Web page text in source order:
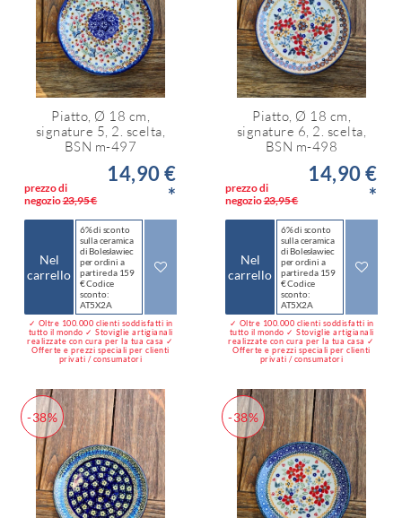
Piatto, Ø 18 cm,
signature 5, 2. scelta,
BSN m-497
prezzo di
negozio23,95 €
14,90 €
*
Nel
carrello
6% di sconto
sulla ceramica
di Bolesławiec
per ordini a
partire da 159
€ Codice
sconto:
AT5X2A
✓ Oltre 100.000 clienti soddisfatti in
tutto il mondo ✓ Stoviglie artigianali
realizzate con cura per la tua casa ✓
Offerte e prezzi speciali per clienti
privati / consumatori
Piatto, Ø 18 cm,
signature 6, 2. scelta,
BSN m-498
prezzo di
negozio23,95 €
14,90 €
*
Nel
carrello
6% di sconto
sulla ceramica
di Bolesławiec
per ordini a
partire da 159
€ Codice
sconto:
AT5X2A
✓ Oltre 100.000 clienti soddisfatti in
tutto il mondo ✓ Stoviglie artigianali
realizzate con cura per la tua casa ✓
Offerte e prezzi speciali per clienti
privati / consumatori
-38% -38%